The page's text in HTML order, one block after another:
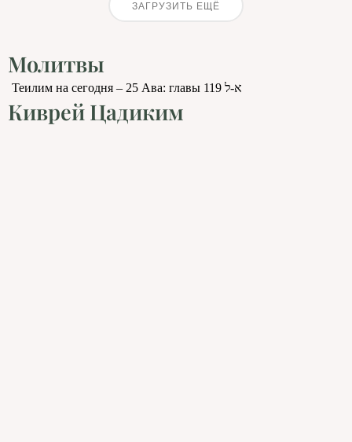
ЗАГРУЗИТЬ ЕЩЁ
Молитвы
Теилим на сегодня – 25 Ава: главы 119 א-ל
Киврей Цадиким